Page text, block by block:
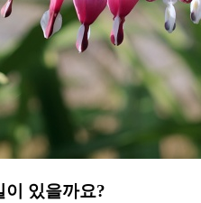
이 있을까요?